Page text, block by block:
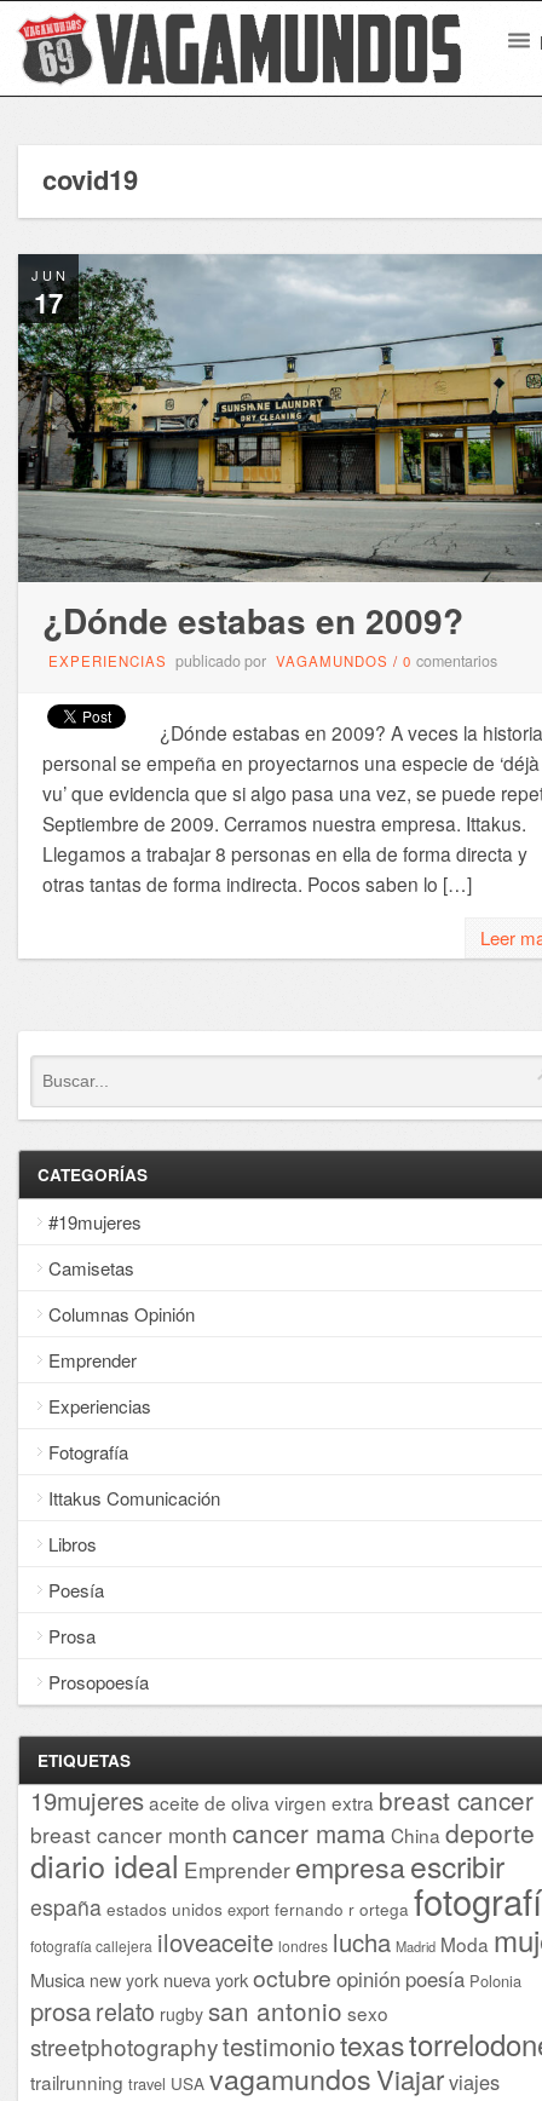
covid19
JUN
17
¿Dónde estabas en 2009?
EXPERIENCIAS publicado por VAGAMUNDOS / 0 comentarios
¿Dónde estabas en 2009? A veces la historia
personal se empeña en proyectarnos una especie de ‘déjà
vu’ que evidencia que si algo pasa una vez, se puede
Septiembre de 2009. Cerramos nuestra empresa. Ittakus.
Llegamos a trabajar 8 personas en ella de forma directa y
otras tantas de forma indirecta. Pocos saben lo […]
Leer
CATEGORÍAS
#19mujeres
Camisetas
Columnas Opinión
Emprender
Experiencias
Fotografía
Ittakus Comunicación
Libros
Poesía
Prosa
Prosopoesía
ETIQUETAS
19mujeresaceite de oliva virgen extra breast cancer
breast cancer month cancer mama China deporte
diario ideal Emprender empresaescribir
españa estados unidos export fernando r ortega
fotografía callejera iloveaceite londres lucha Madrid Moda
Musica new york nueva yorkoctubre opinión poesía Polonia
prosarelato rugby san antonio sexo
streetphotographytestimoniotexas
trailrunning travel USA vagamundosViajarviajes